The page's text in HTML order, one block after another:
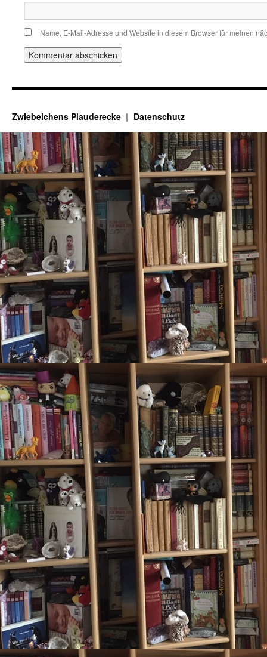
Name, E-Mail-Adresse und Website in diesem Browser für meinen
Zwiebelchens Plauderecke Datenschutz